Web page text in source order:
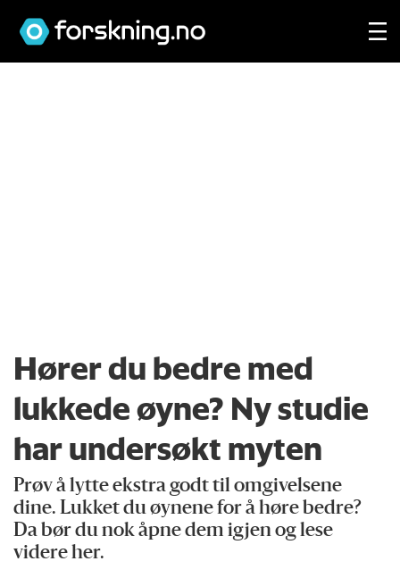
Hører du bedre med
lukkede øyne? Ny studie
har undersøkt myten
Prøv å lytte ekstra godt til omgivelsene
dine. Lukket du øynene for å høre bedre?
Da bør du nok åpne dem igjen og lese
videre her.